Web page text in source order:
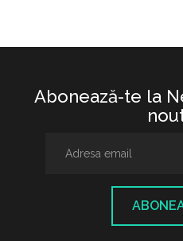
Abonează-te la